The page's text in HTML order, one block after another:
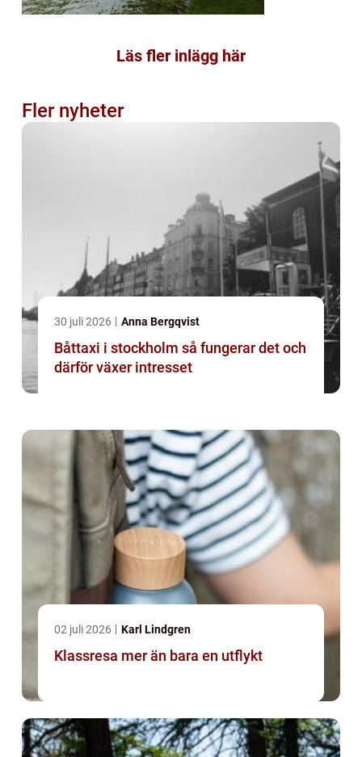
Läs fler inlägg här
Fler nyheter
30 juli 2026 Anna Bergqvist
Båttaxi i stockholm så fungerar det och
därför växer intresset
02 juli 2026 Karl Lindgren
Klassresa mer än bara en utflykt